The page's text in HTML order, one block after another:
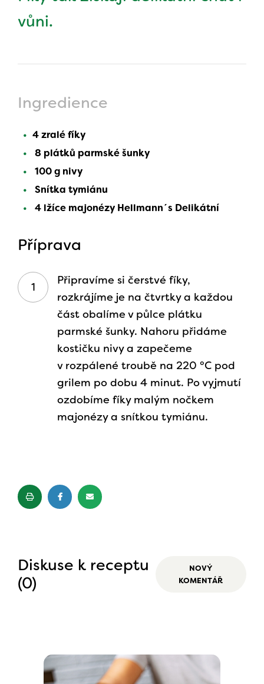
vůni.
Ingredience
4 zralé fíky
8 plátků parmské šunky
100 g nivy
Snítka tymiánu
4 lžíce majonézy Hellmann´s Delikátní
Příprava
Připravíme si čerstvé fíky,
rozkrájíme je na čtvrtky a každou
část obalíme v půlce plátku
parmské šunky. Nahoru přidáme
kostičku nivy a zapečeme
v rozpálené troubě na 220 °C pod
grilem po dobu 4 minut. Po vyjmutí
ozdobíme fíky malým nočkem
majonézy a snítkou tymiánu.
Diskuse k receptu
(0)
NOVÝ
KOMENTÁŘ